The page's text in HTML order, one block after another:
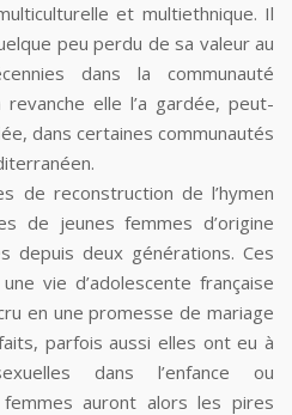
et multiethnique. Il
peu perdu de sa valeur au
dans la communauté
elle l’a gardée, peut-
dans certaines communautés
de reconstruction de l’hymen
de jeunes femmes d’origine
depuis deux générations. Ces
vie d’adolescente française
en une promesse de mariage
parfois aussi elles ont eu à
dans l’enfance ou
femmes auront alors les pires